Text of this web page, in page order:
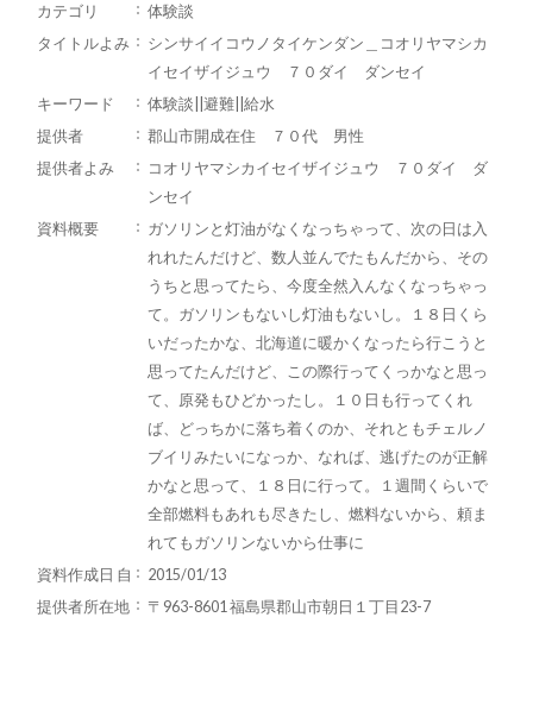
カテゴリ
体験談
タイトルよみ
シンサイイコウノタイケンダン＿コオリヤマシカ
イセイザイジュウ ７０ダイ ダンセイ
キーワード
体験談||避難||給水
提供者
郡山市開成在住 ７０代 男性
提供者よみ
コオリヤマシカイセイザイジュウ ７０ダイ ダ
ンセイ
資料概要
ガソリンと灯油がなくなっちゃって、次の日は入
れれたんだけど、数人並んでたもんだから、その
うちと思ってたら、今度全然入んなくなっちゃっ
て。ガソリンもないし灯油もないし。１８日くら
いだったかな、北海道に暖かくなったら行こうと
思ってたんだけど、この際行ってくっかなと思っ
て、原発もひどかったし。１０日も行ってくれ
ば、どっちかに落ち着くのか、それともチェルノ
ブイリみたいになっか、なれば、逃げたのが正解
かなと思って、１８日に行って。１週間くらいで
全部燃料もあれも尽きたし、燃料ないから、頼ま
れてもガソリンないから仕事に
資料作成日 自
2015/01/13
提供者所在地
〒963-8601 福島県郡山市朝日１丁目23-7